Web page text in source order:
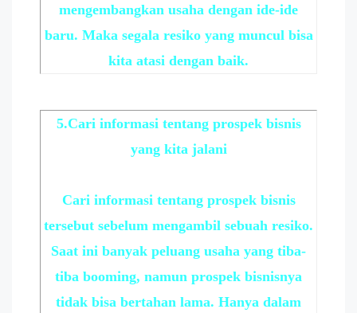
mengembangkan usaha dengan ide-ide
baru. Maka segala resiko yang muncul bisa
kita atasi dengan baik.
5.Cari informasi tentang prospek bisnis
yang kita jalani
Cari informasi tentang prospek bisnis
tersebut sebelum mengambil sebuah resiko.
Saat ini banyak peluang usaha yang tiba-
tiba booming, namun prospek bisnisnya
tidak bisa bertahan lama. Hanya dalam